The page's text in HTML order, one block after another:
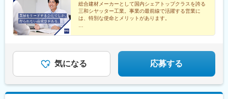
■勤務地：
関東甲信越地方を中心とした東日本エリアの各現場勤務です。基
本的には首都圏がメインとなり、現場への直行直帰が基本です。
■評価制度
当社では評価に等級制度を採り入れおり、各階級ごとに明確な評
価基準がございます。各基準をベースに、上長との間でご自身の
スキルがどの階級に値するのかのすり合わせを行い、透明性のあ
る評価制度を行っております。
※30代～40代の方が活躍中です
（経験により優遇）※ハウスメーカー・不動産会社等の業界出身者
の方で〈宅地建物取引士・建築士・建築施工管理技士〉の資格を
保有している方
総合建材メーカーとして国内シェアトップクラスを誇る
三和シヤッター工業。事業の最前線で活躍する営業に
は、特別な使命とメリットがあります。
気になる 応募する